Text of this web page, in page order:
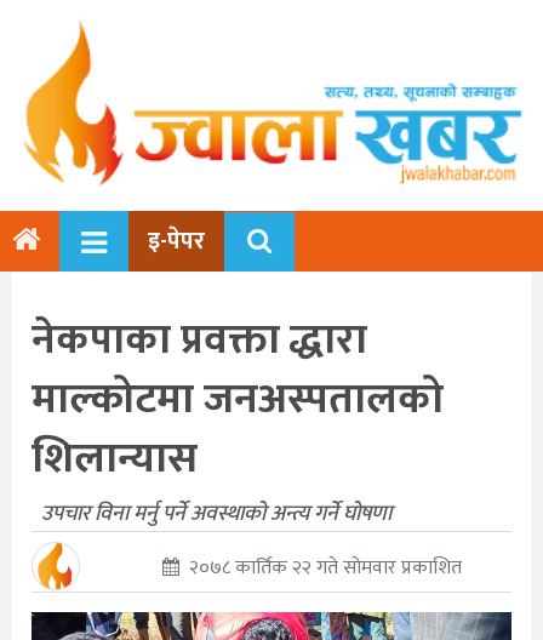
इ-पेपर
नेकपाका प्रवक्ता द्धारा
माल्कोटमा जनअस्पतालको
शिलान्यास
उपचार विना मर्नु पर्ने अवस्थाको अन्त्य गर्ने घोषणा
२०७८ कार्तिक २२ गते सोमवार प्रकाशित